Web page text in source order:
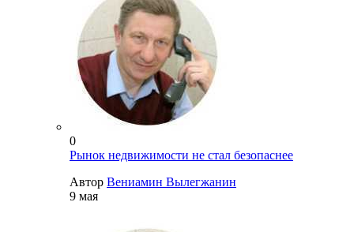
0
Рынок недвижимости не стал безопаснее
Автор Вениамин Вылегжанин
9 мая